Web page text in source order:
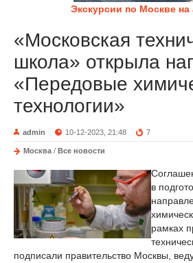
Экскурсии по Москве на
«Московская
школа» открыла
«Передовые
технологии»
admin 10-12-2023, 21:48 7
Москва / Все новости
в
рамках
подписали правительство Москвы,